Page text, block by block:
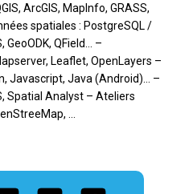
ArcGIS, MapInfo, GRASS,
spatiales : PostgreSQL /
GeoODK, QField… –
Leaflet, OpenLayers –
Javascript, Java (Android)… –
Spatial Analyst – Ateliers
…